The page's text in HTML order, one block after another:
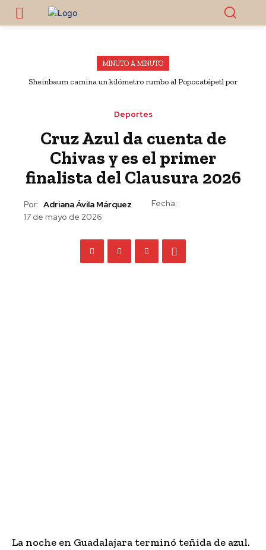
MINUTO A MINUTO
Sheinbaum camina un kilómetro rumbo al Popocatépetl por
Deportes
Cruz Azul da cuenta de
Chivas y es el primer
finalista del Clausura 2026
Por: Adriana Ávila Márquez
Fecha:
17 de mayo de 2026
La noche en Guadalajara terminó teñida de azul.